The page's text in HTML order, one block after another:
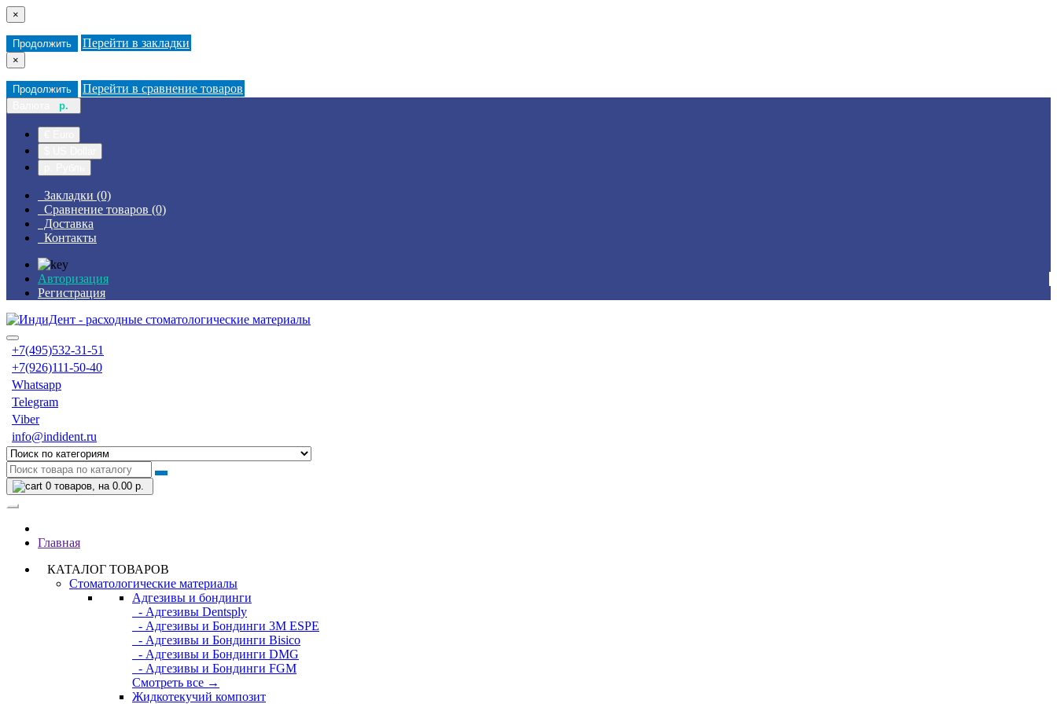
×
Продолжить Перейти в закладки
×
Продолжить Перейти в сравнение товаров
р.
Закладки (0)
Сравнение товаров (0)
Доставка
Контакты
Авторизация
Регистрация
+7(495)532-31-51
+7(926)111-50-40
Whatsapp
Telegram
Viber
info@indident.ru
0 товаров, на 0.00 р.
Главная
КАТАЛОГ ТОВАРОВ
Стоматологические материалы
Адгезивы и бондинги
- Адгезивы Dentsply
- Адгезивы и Бондинги 3M ESPE
- Адгезивы и Бондинги Bisico
- Адгезивы и Бондинги DMG
- Адгезивы и Бондинги FGM
Смотреть все →
Жидкотекучий композит